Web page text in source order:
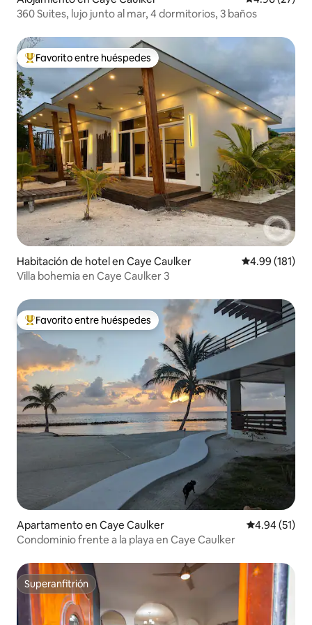
360 Suites, lujo junto al mar, 4 dormitorios, 3 baños
Favorito entre huéspedes preferido
Favorito entre huéspedes
Habitación de hotel en Caye Caulker Calificación
4.99 (181)
Villa bohemia en Caye Caulker 3
Favorito entre huéspedes preferido
Favorito entre huéspedes
Apartamento en Caye Caulker Calificación
4.94 (51)
Condominio frente a la playa en Caye Caulker
Superanfitrión
Superanfitrión